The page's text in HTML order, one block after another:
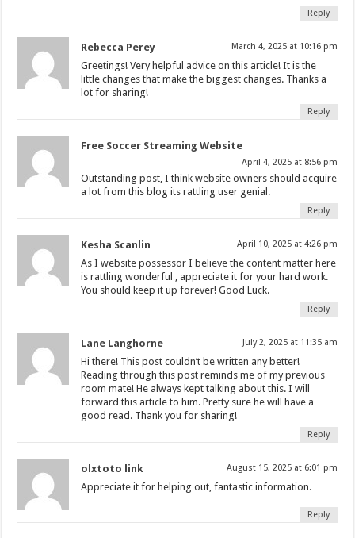
Reply
Rebecca Perey March 4, 2025 at 10:16 pm
Greetings! Very helpful advice on this article! It is the
little changes that make the biggest changes. Thanks a
lot for sharing!
Reply
Free Soccer Streaming Website
April 4, 2025 at 8:56 pm
Outstanding post, I think website owners should acquire
a lot from this blog its rattling user genial.
Reply
Kesha Scanlin April 10, 2025 at 4:26 pm
As I website possessor I believe the content matter here
is rattling wonderful , appreciate it for your hard work.
You should keep it up forever! Good Luck.
Reply
Lane Langhorne July 2, 2025 at 11:35 am
Hi there! This post couldn’t be written any better!
Reading through this post reminds me of my previous
room mate! He always kept talking about this. I will
forward this article to him. Pretty sure he will have a
good read. Thank you for sharing!
Reply
olxtoto link August 15, 2025 at 6:01 pm
Appreciate it for helping out, fantastic information.
Reply